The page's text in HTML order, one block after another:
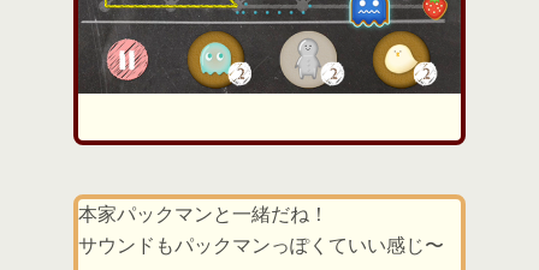
本家パックマンと一緒だね！
サウンドもパックマンっぽくていい感じ〜